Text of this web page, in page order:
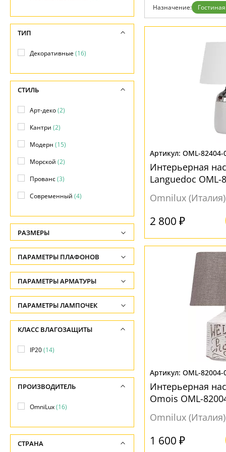
Бренды
Контакты
Назначение: Гостиная
OML-82404-
Интерьерная
Languedoc OML-
Omnilux (Италия)
2 800 ₽
OML-82004-
Интерьерная
Omois OML-
Omnilux (Италия)
1 600 ₽
ТИП
Декоративные(16)
СТИЛЬ
Арт-деко(2)
Кантри (2)
Модерн (15)
Морской (2)
Прованс(3)
Современный (4)
РАЗМЕРЫ
Высота, см
-
Ширина, см
-
Диаметр, см
-
Длина, см
ПАРАМЕТРЫ ПЛАФОНОВ
ФОРМА ПЛАФОНА
Конус(9)
Конусный(4)
Куб(1)
Цилиндр
ПОВЕРХНОСТЬ
НАПРАВЛЕНИЕ
ПАРАМЕТРЫ АРМАТУРЫ
ЦВЕТ АРМАТУРЫ
Белый(8)
Серый(6)
Хром(6)
МАТЕРИАЛ
ПАРАМЕТРЫ ЛАМПОЧЕК
Количество ламп
-
Общая мощность ламп
-
Напряжение
КЛАСС ВЛАГОЗАЩИТЫ
IP20(14)
ПРОИЗВОДИТЕЛЬ
OmniLux(16)
СТРАНА